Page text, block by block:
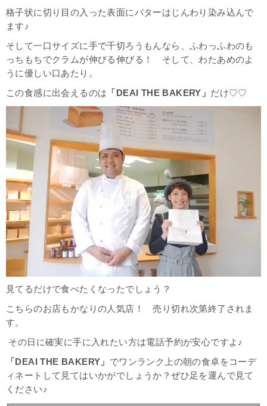
格子状に切り目の入った表面にバターはじんわり染み込んで
ます♪
そして一口サイズに手で千切ろうもんなら、ふわっふわのも
っちもちでクラムが伸びる伸びる！ そして、わたあめのよ
うに優しい口あたり。
この食感に出会えるのは 「DEAI THE BAKERY」 だけ♡♡
見てるだけで食べたくなったでしょう？
こちらのお店もかなりの人気店！ 売り切れ次第終了されま
す。
その日に確実に手に入れたい方は電話予約が安心ですよ♪
「DEAI THE BAKERY」 でワンランク上の朝の食卓をコーデ
ィネートして見てはいかがでしょうか？ぜひ足を運んで見て
ください♪